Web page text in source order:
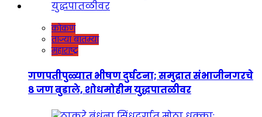
कोकण
ताज्या बातम्या
महाराष्ट्र
गणपतीपुळ्यात भीषण दुर्घटना; समुद्रात संभाजीनगरचे
८ जण बुडाले, शोधमोहीम युद्धपातळीवर